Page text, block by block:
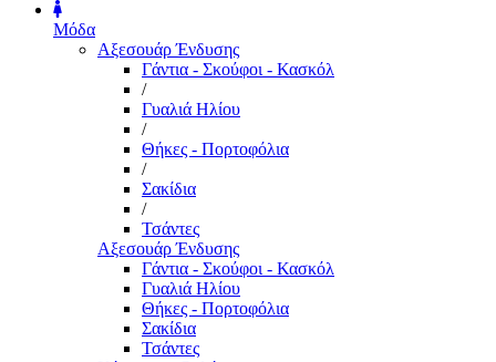
Μόδα
Αξεσουάρ Ένδυσης
Γάντια - Σκούφοι - Κασκόλ
/
Γυαλιά Ηλίου
/
Θήκες - Πορτοφόλια
/
Σακίδια
/
Τσάντες
Αξεσουάρ Ένδυσης
Γάντια - Σκούφοι - Κασκόλ
Γυαλιά Ηλίου
Θήκες - Πορτοφόλια
Σακίδια
Τσάντες